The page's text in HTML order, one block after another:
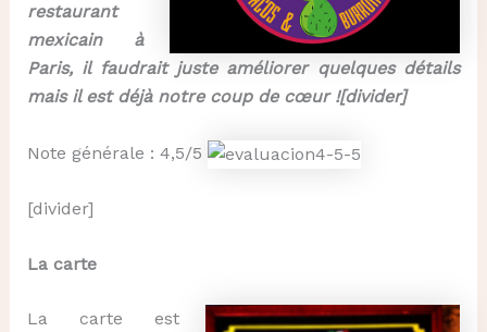
restaurant
mexicain à
Paris, il faudrait juste améliorer quelques détails
mais il est déjà notre coup de cœur ![divider]
Note générale : 4,5/5
[divider]
La carte
La carte est